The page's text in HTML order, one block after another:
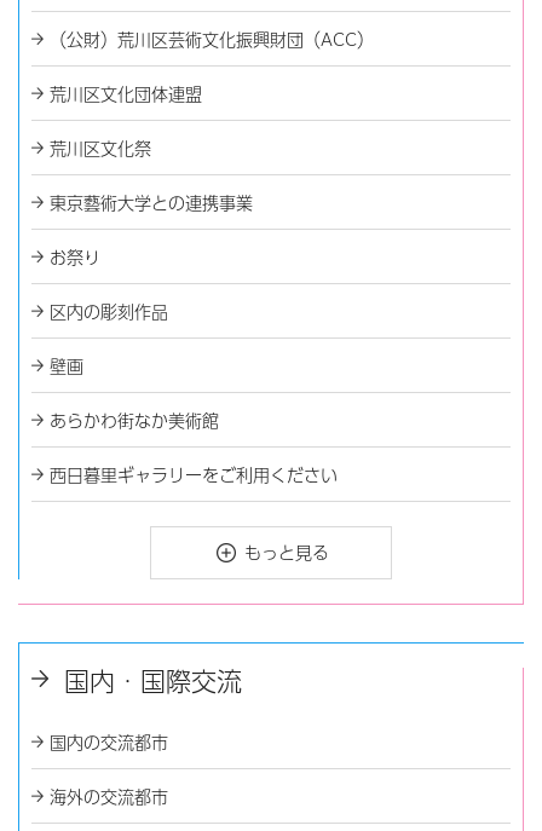
（公財）荒川区芸術文化振興財団（ACC）
荒川区文化団体連盟
荒川区文化祭
東京藝術大学との連携事業
お祭り
区内の彫刻作品
壁画
あらかわ街なか美術館
西日暮里ギャラリーをご利用ください
もっと見る
国内・国際交流
国内の交流都市
海外の交流都市